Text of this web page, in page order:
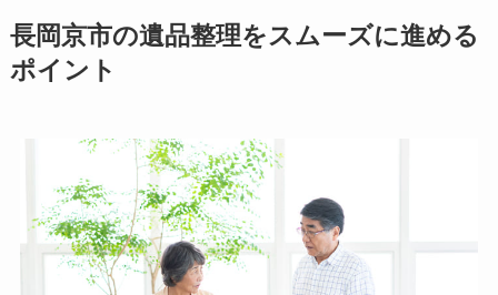
長岡京市の遺品整理をスムーズに進める
ポイント